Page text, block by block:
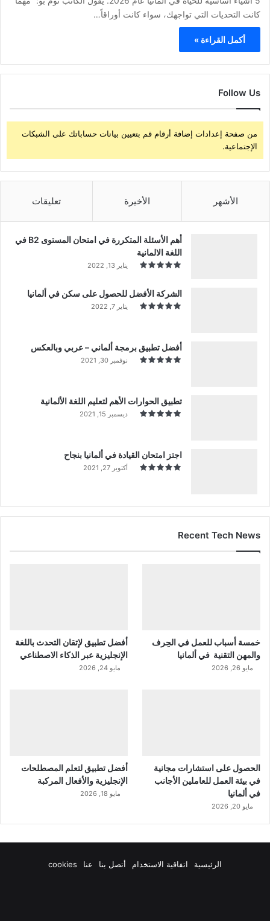
كانت التحديات التي تواجهك، سواء كانت أوراقاً…
أكمل القراءة »
Follow Us
من صفحة إعدادات إضافة أرقام قم بتعيين بيانات حساباتك على الشبكات
الإجتماعية.
الأشهر الأخيرة تعليقات
أهم الأسئلة المتكررة في امتحان المستوى B2 في
اللغة الالمانية
يناير 13, 2022
الشركة الأفضل للحصول على سكن في ألمانيا
يناير 7, 2022
أفضل تطبيق برمجة ألماني – عربي وبالعكس
نوفمبر 30, 2021
تطبيق الحوارات الأهم لتعليم اللغة الألمانية
ديسمبر 15, 2021
اجتز امتحان القيادة في ألمانيا بنجاح
أكتوبر 27, 2021
Recent Tech News
خمسة أسباب للعمل في الحِرف
والمهن التقنية في ألمانيا
مايو 26, 2026
أفضل تطبيق لإتقان التحدث باللغة
الإنجليزية عبر الذكاء الاصطناعي
مايو 24, 2026
الحصول على استشارات مجانية
في بيئة العمل للعاملين الأجانب
في ألمانيا
مايو 20, 2026
أفضل تطبيق لتعلم المصطلحات
الإنجليزية والأفعال المركبة
مايو 18, 2026
الرئيسية اتفاقية الاستخدام أتصل بنا عنا cookies